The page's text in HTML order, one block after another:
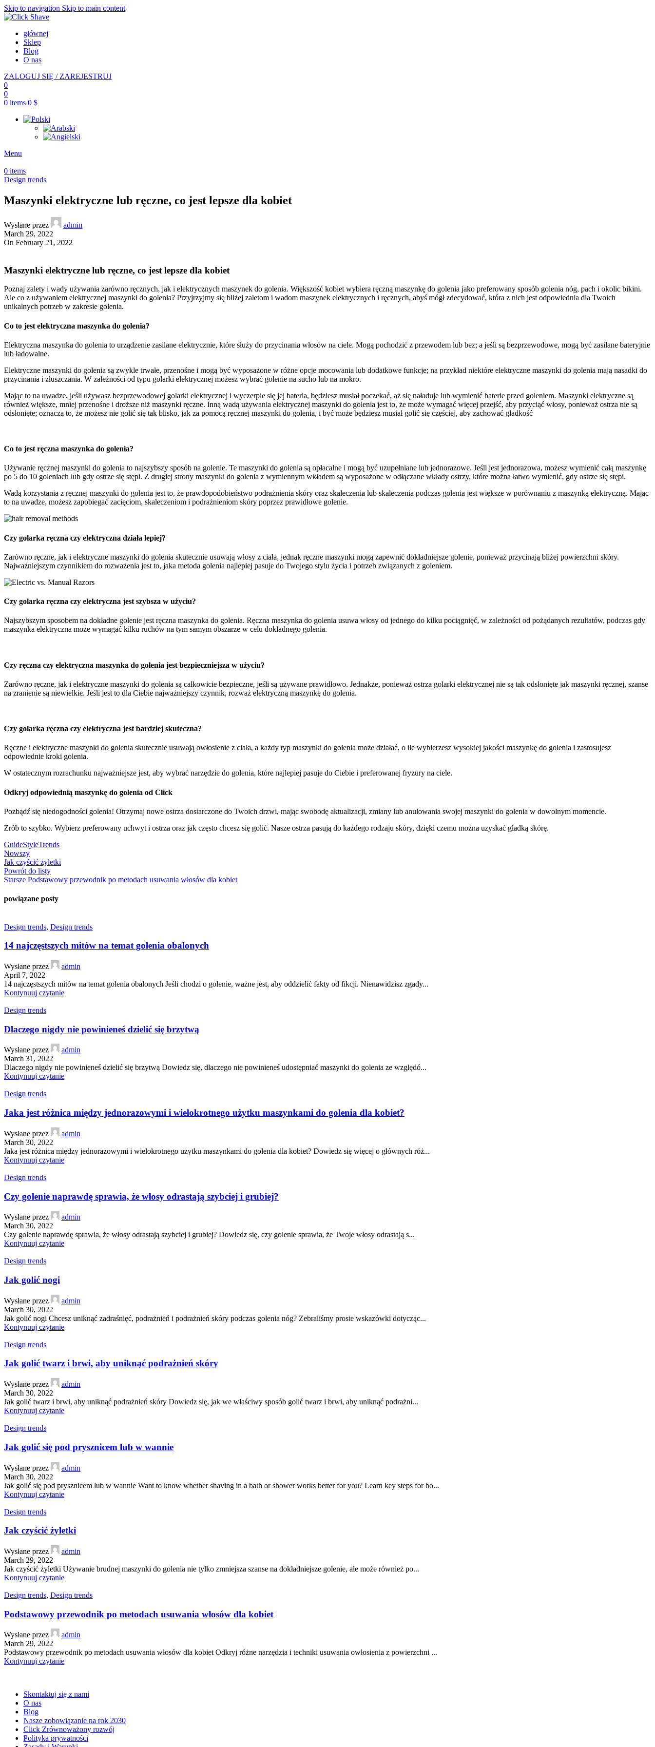
Skip to navigation Skip to main content
głównej
Sklep
Blog
O nas
ZALOGUJ SIĘ / ZAREJESTRUJ
0
0
0 items 0 $
Menu
0 items
Design trends
Maszynki elektryczne lub ręczne, co jest lepsze dla kobiet
Wysłane przez
admin
March 29, 2022
On February 21, 2022
Maszynki elektryczne lub ręczne, co jest lepsze dla kobiet
Poznaj zalety i wady używania zarówno ręcznych, jak i elektrycznych maszynek do golenia. Większość kobiet wybiera ręczną maszynkę do golenia jako preferowany sposób golenia nóg, pach i okolic bikini.
Ale co z używaniem elektrycznej maszynki do golenia? Przyjrzyjmy się bliżej zaletom i wadom maszynek elektrycznych i ręcznych, abyś mógł zdecydować, która z nich jest odpowiednia dla Twoich
unikalnych potrzeb w zakresie golenia.
Co to jest elektryczna maszynka do golenia?
Elektryczna maszynka do golenia to urządzenie zasilane elektrycznie, które służy do przycinania włosów na ciele. Mogą pochodzić z przewodem lub bez; a jeśli są bezprzewodowe, mogą być zasilane bateryjnie
lub ładowalne.
Elektryczne maszynki do golenia są zwykle trwałe, przenośne i mogą być wyposażone w różne opcje mocowania lub dodatkowe funkcje; na przykład niektóre elektryczne maszynki do golenia mają nasadki do
przycinania i złuszczania. W zależności od typu golarki elektrycznej możesz wybrać golenie na sucho lub na mokro.
Mając to na uwadze, jeśli używasz bezprzewodowej golarki elektrycznej i wyczerpie się jej bateria, będziesz musiał poczekać, aż się naładuje lub wymienić baterie przed goleniem. Maszynki elektryczne są
również większe, mniej przenośne i droższe niż maszynki ręczne. Inną wadą używania elektrycznej maszynki do golenia jest to, że może wymagać więcej przejść, aby przyciąć włosy, ponieważ ostrza nie są
odsłonięte; oznacza to, że możesz nie golić się tak blisko, jak za pomocą ręcznej maszynki do golenia, i być może będziesz musiał golić się częściej, aby zachować gładkość
Co to jest ręczna maszynka do golenia?
Używanie ręcznej maszynki do golenia to najszybszy sposób na golenie. Te maszynki do golenia są opłacalne i mogą być uzupełniane lub jednorazowe. Jeśli jest jednorazowa, możesz wymienić całą maszynkę
po 5 do 10 goleniach lub gdy ostrze się stępi. Z drugiej strony maszynki do golenia z wymiennym wkładem są wyposażone w odłączane wkłady ostrzy, które można łatwo wymienić, gdy ostrze się stępi.
Wadą korzystania z ręcznej maszynki do golenia jest to, że prawdopodobieństwo podrażnienia skóry oraz skaleczenia lub skaleczenia podczas golenia jest większe w porównaniu z maszynką elektryczną. Mając
to na uwadze, możesz zapobiegać zacięciom, skaleczeniom i podrażnieniom skóry poprzez prawidłowe golenie.
Czy golarka ręczna czy elektryczna działa lepiej?
Zarówno ręczne, jak i elektryczne maszynki do golenia skutecznie usuwają włosy z ciała, jednak ręczne maszynki mogą zapewnić dokładniejsze golenie, ponieważ przycinają bliżej powierzchni skóry.
Najważniejszym czynnikiem do rozważenia jest to, jaka metoda golenia najlepiej pasuje do Twojego stylu życia i potrzeb związanych z goleniem.
Czy golarka ręczna czy elektryczna jest szybsza w użyciu?
Najszybszym sposobem na dokładne golenie jest ręczna maszynka do golenia. Ręczna maszynka do golenia usuwa włosy od jednego do kilku pociągnięć, w zależności od pożądanych rezultatów, podczas gdy
maszynka elektryczna może wymagać kilku ruchów na tym samym obszarze w celu dokładnego golenia.
Czy ręczna czy elektryczna maszynka do golenia jest bezpieczniejsza w użyciu?
Zarówno ręczne, jak i elektryczne maszynki do golenia są całkowicie bezpieczne, jeśli są używane prawidłowo. Jednakże, ponieważ ostrza golarki elektrycznej nie są tak odsłonięte jak maszynki ręcznej, szanse
na zranienie są niewielkie. Jeśli jest to dla Ciebie najważniejszy czynnik, rozważ elektryczną maszynkę do golenia.
Czy golarka ręczna czy elektryczna jest bardziej skuteczna?
Ręczne i elektryczne maszynki do golenia skutecznie usuwają owłosienie z ciała, a każdy typ maszynki do golenia może działać, o ile wybierzesz wysokiej jakości maszynkę do golenia i zastosujesz
odpowiednie kroki golenia.
W ostatecznym rozrachunku najważniejsze jest, aby wybrać narzędzie do golenia, które najlepiej pasuje do Ciebie i preferowanej fryzury na ciele.
Odkryj odpowiednią maszynkę do golenia od Click
Pozbądź się niedogodności golenia! Otrzymaj nowe ostrza dostarczone do Twoich drzwi, mając swobodę aktualizacji, zmiany lub anulowania swojej maszynki do golenia w dowolnym momencie.
Zrób to szybko. Wybierz preferowany uchwyt i ostrza oraz jak często chcesz się golić. Nasze ostrza pasują do każdego rodzaju skóry, dzięki czemu można uzyskać gładką skórę.
GuideStyleTrends
Nowszy
Jak czyścić żyletki
Powrót do listy
Starsze Podstawowy przewodnik po metodach usuwania włosów dla kobiet
powiązane posty
Design trends, Design trends
14 najczęstszych mitów na temat golenia obalonych
Wysłane przez
admin
April 7, 2022
14 najczęstszych mitów na temat golenia obalonych Jeśli chodzi o golenie, ważne jest, aby oddzielić fakty od fikcji. Nienawidzisz zgady...
Kontynuuj czytanie
Design trends
Dlaczego nigdy nie powinieneś dzielić się brzytwą
Wysłane przez
admin
March 31, 2022
Dlaczego nigdy nie powinieneś dzielić się brzytwą Dowiedz się, dlaczego nie powinieneś udostępniać maszynki do golenia ze względó...
Kontynuuj czytanie
Design trends
Jaka jest różnica między jednorazowymi i wielokrotnego użytku maszynkami do golenia dla kobiet?
Wysłane przez
admin
March 30, 2022
Jaka jest różnica między jednorazowymi i wielokrotnego użytku maszynkami do golenia dla kobiet? Dowiedz się więcej o głównych róż...
Kontynuuj czytanie
Design trends
Czy golenie naprawdę sprawia, że włosy odrastają szybciej i grubiej?
Wysłane przez
admin
March 30, 2022
Czy golenie naprawdę sprawia, że włosy odrastają szybciej i grubiej? Dowiedz się, czy golenie sprawia, że Twoje włosy odrastają s...
Kontynuuj czytanie
Design trends
Jak golić nogi
Wysłane przez
admin
March 30, 2022
Jak golić nogi Chcesz uniknąć zadraśnięć, podrażnień i podrażnień skóry podczas golenia nóg? Zebraliśmy proste wskazówki dotycząc...
Kontynuuj czytanie
Design trends
Jak golić twarz i brwi, aby uniknąć podrażnień skóry
Wysłane przez
admin
March 30, 2022
Jak golić twarz i brwi, aby uniknąć podrażnień skóry Dowiedz się, jak we właściwy sposób golić twarz i brwi, aby uniknąć podrażni...
Kontynuuj czytanie
Design trends
Jak golić się pod prysznicem lub w wannie
Wysłane przez
admin
March 30, 2022
Jak golić się pod prysznicem lub w wannie Want to know whether shaving in a bath or shower works better for you? Learn key steps for bo...
Kontynuuj czytanie
Design trends
Jak czyścić żyletki
Wysłane przez
admin
March 29, 2022
Jak czyścić żyletki Używanie brudnej maszynki do golenia nie tylko zmniejsza szanse na dokładniejsze golenie, ale może również po...
Kontynuuj czytanie
Design trends, Design trends
Podstawowy przewodnik po metodach usuwania włosów dla kobiet
Wysłane przez
admin
March 29, 2022
Podstawowy przewodnik po metodach usuwania włosów dla kobiet Odkryj różne narzędzia i techniki usuwania owłosienia z powierzchni ...
Kontynuuj czytanie
Skontaktuj się z nami
O nas
Blog
Nasze zobowiązanie na rok 2030
Click Zrównoważony rozwój
Polityka prywatności